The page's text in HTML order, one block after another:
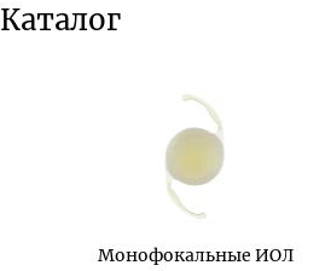
Каталог
Монофокальные ИОЛ